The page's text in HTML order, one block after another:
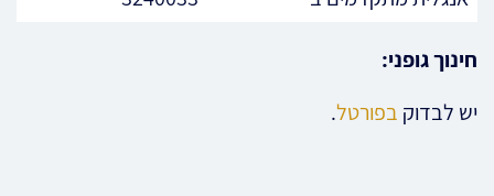
חינוך גופני:
יש לבדוק בפורטל.